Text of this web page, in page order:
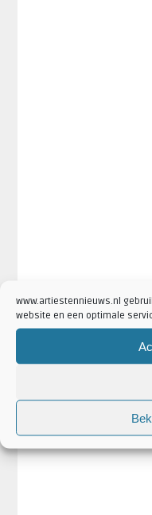
www.artiestennieuws.nl
website en een optimale